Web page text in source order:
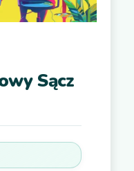
Sącz